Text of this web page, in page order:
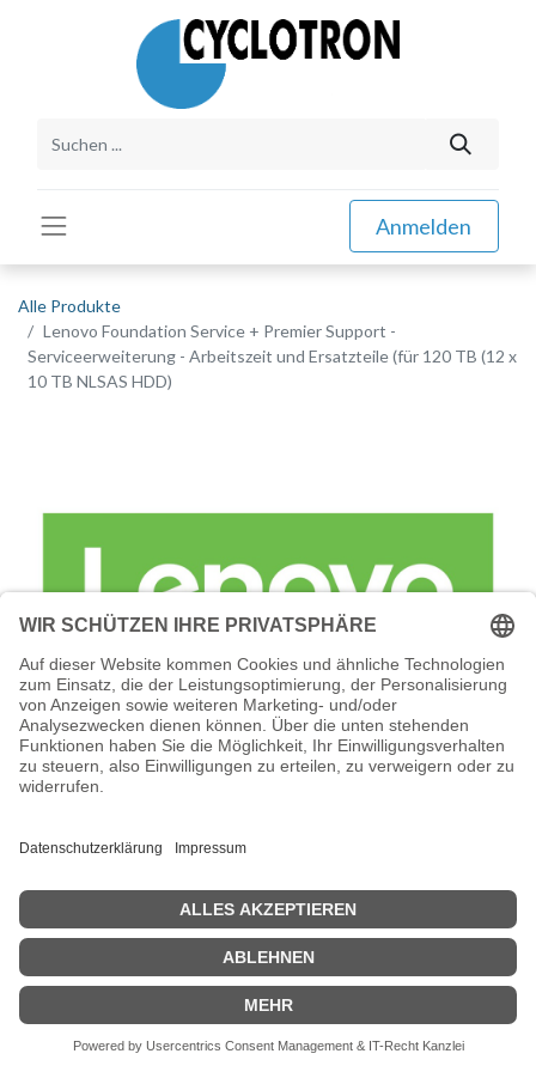
Anmelden
Alle Produkte
Lenovo Foundation Service + Premier Support -
Serviceerweiterung - Arbeitszeit und Ersatzteile (für 120 TB (12 x
10 TB NLSAS HDD)
Lenovo Foundation Service + Premier
Support - Serviceerweiterung -
Arbeitszeit und Ersatzteile (für 120 TB
(12 x 10 TB NLSAS HDD)
Lenovo Foundation Service + Premier Support -